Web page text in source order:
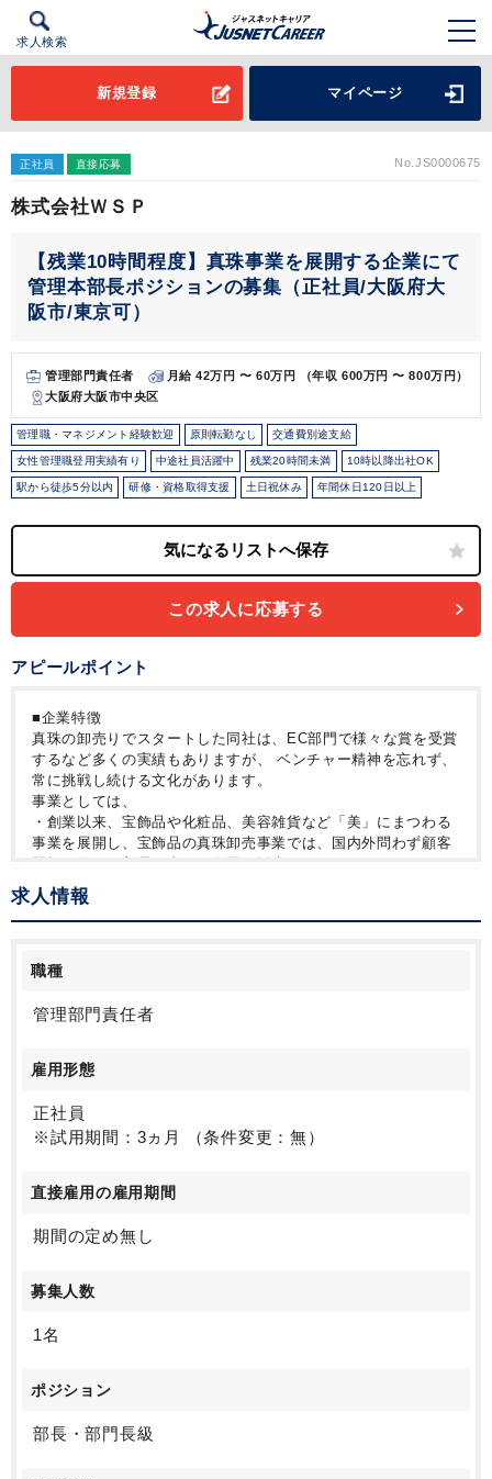
求人検索
新規登録 マイページ
正社員 直接応募 No.JS0000675
株式会社ＷＳＰ
【残業10時間程度】真珠事業を展開する企業にて
管理本部長ポジションの募集（正社員/大阪府大
阪市/東京可）
管理部門責任者
月給 42万円 〜 60万円 （年収 600万円 〜 800万円）
大阪府大阪市中央区
管理職・マネジメント経験歓迎 原則転勤なし 交通費別途支給
女性管理職登用実績有り 中途社員活躍中 残業20時間未満 10時以降出社OK
駅から徒歩5分以内 研修・資格取得支援 土日祝休み 年間休日120日以上
この求人に応募する
アピールポイント
■企業特徴
真珠の卸売りでスタートした同社は、EC部門で様々な賞を受賞
するなど多くの実績もありますが、 ベンチャー精神を忘れず、
常に挑戦し続ける文化があります。
事業としては、
・創業以来、宝飾品や化粧品、美容雑貨など「美」にまつわる
事業を展開し、宝飾品の真珠卸売事業では、国内外問わず顧客
・EC部門では、卸売機能を持つ会社だから出来る、高品質で多
岐な品揃えが支持され、 国内外問わず、複数の販売サイトの自
社運営を行っています。
果とその効果に着目した化粧品の開発と販売を行っています。
れ、「美」を軸とした循環型社会に貢献できる事業分野に挑戦
■求人特徴
・今まで取締役が兼任で担っていましたが、事業規模拡大の準
備として、専任の管理本部長ポジションの募集をいたします。
方をターゲットとしています。
今まで培ってきたマネジメント経験を活かして活躍したい方に
求人情報
職種
管理部門責任者
雇用形態
正社員
※試用期間：3ヵ月 （条件変更：無）
直接雇用の雇用期間
期間の定め無し
募集人数
1名
ポジション
部長・部門長級